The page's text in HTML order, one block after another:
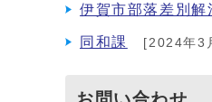
伊賀市部落差別
同和課 [2024年3